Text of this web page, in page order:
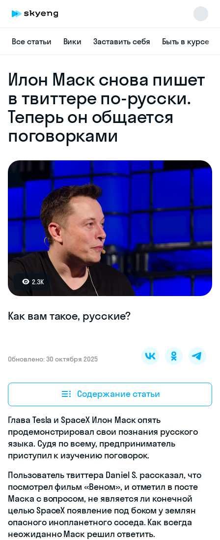
Все статьи Вики Заставить себя Быть в курсе
Илон Маск снова пишет
в твиттере по-русски.
Теперь он общается
поговорками
2.3K
Как вам такое, русские?
Обновлено: 30 октября 2025
Содержание статьи
Глава Tesla и SpaceX Илон Маск опять
продемонстрировал свои познания русского
языка. Судя по всему, предприниматель
приступил к изучению поговорок.
Пользователь твиттера Daniel S. рассказал, что
посмотрел фильм «Веном», и отметил в посте
Маска с вопросом, не является ли конечной
целью SpaceX появление под боком у землян
опасного инопланетного соседа. Как всегда
неожиданно Маск решил ответить.
Skyeng Chat
online